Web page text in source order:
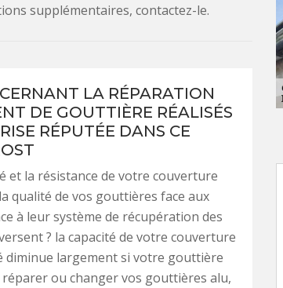
supplémentaires, contactez-le.
LA RÉPARATION
DE GOUTTIÈRE RÉALISÉS
RÉPUTÉE DANS CE
et la résistance de votre couverture
qualité de vos gouttières face aux
à leur système de récupération des
? la capacité de votre couverture
diminue largement si votre gouttière
ou changer vos gouttières alu,